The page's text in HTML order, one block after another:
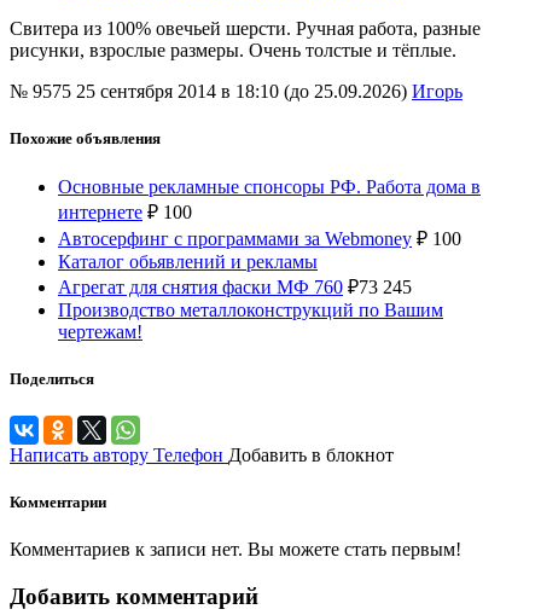
Свитера из 100% овечьей шерсти. Ручная работа, разные
рисунки, взрослые размеры. Очень толстые и тёплые.
№ 9575 25 сентября 2014 в 18:10 (до 25.09.2026) Игорь
Похожие объявления
Основные рекламные спонсоры РФ. Работа дома в
интернете ₽ 100
Автосерфинг с программами за Webmoney ₽ 100
Каталог обьявлений и рекламы
Агрегат для снятия фаски МФ 760 ₽73 245
Производство металлоконструкций по Вашим
чертежам!
Поделиться
Написать автору Телефон Добавить в блокнот
Комментарии
Комментариев к записи нет. Вы можете стать первым!
Добавить комментарий